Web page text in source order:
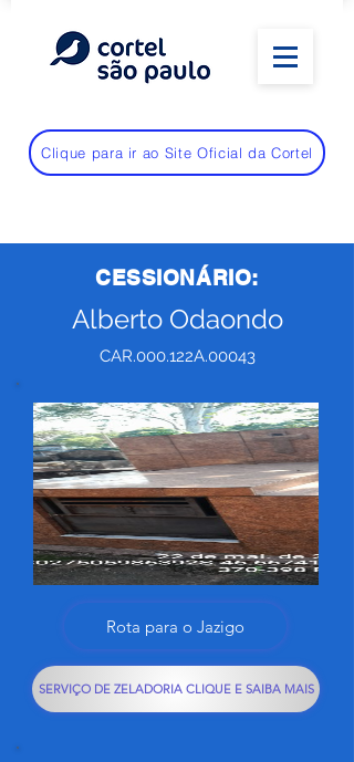
Clique para ir ao Site Oficial da Cortel
CESSIONÁRIO:
Alberto Odaondo
CAR.000.122A.00043
Rota para o Jazigo
SERVIÇO DE ZELADORIA CLIQUE E SAIBA MAIS